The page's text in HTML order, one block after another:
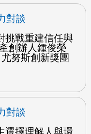
對談
挑戰重建信任與
創辦人鍾俊榮
努斯創新獎團
對談
選擇理解人與環